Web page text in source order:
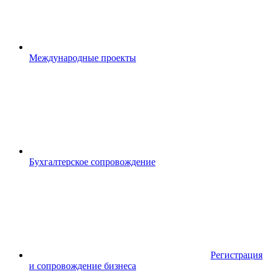
Международные проекты
Бухгалтерское сопровождение
Регистрация
и сопровождение бизнеса